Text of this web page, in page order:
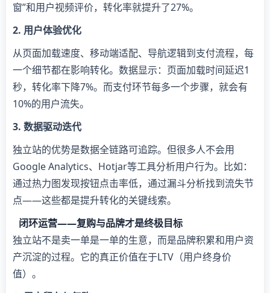
窗”和用户视频评价，转化率就提升了27%。
​2. 用户体验优化​
从页面加载速度、移动端适配、导航逻辑到支付流程，每
一个细节都在影响转化。数据显示：页面加载时间延迟1
秒，转化率下降7%。而支付环节每多一个步骤，就会有
10%的用户流失。
​3. 数据驱动迭代​
独立站的优势是数据全链路可追踪。但很多人不会用
Google Analytics、Hotjar等工具分析用户行为。比如：
通过热力图发现按钮点击率低，通过漏斗分析找到流失节
点——这些都是提升转化的关键线索。
闭环运营——复购与品牌才是终极目标
独立站不是卖一单是一单的生意，而是品牌积累和用户资
产沉淀的过程。它的真正价值在于LTV（用户终身价
值）。